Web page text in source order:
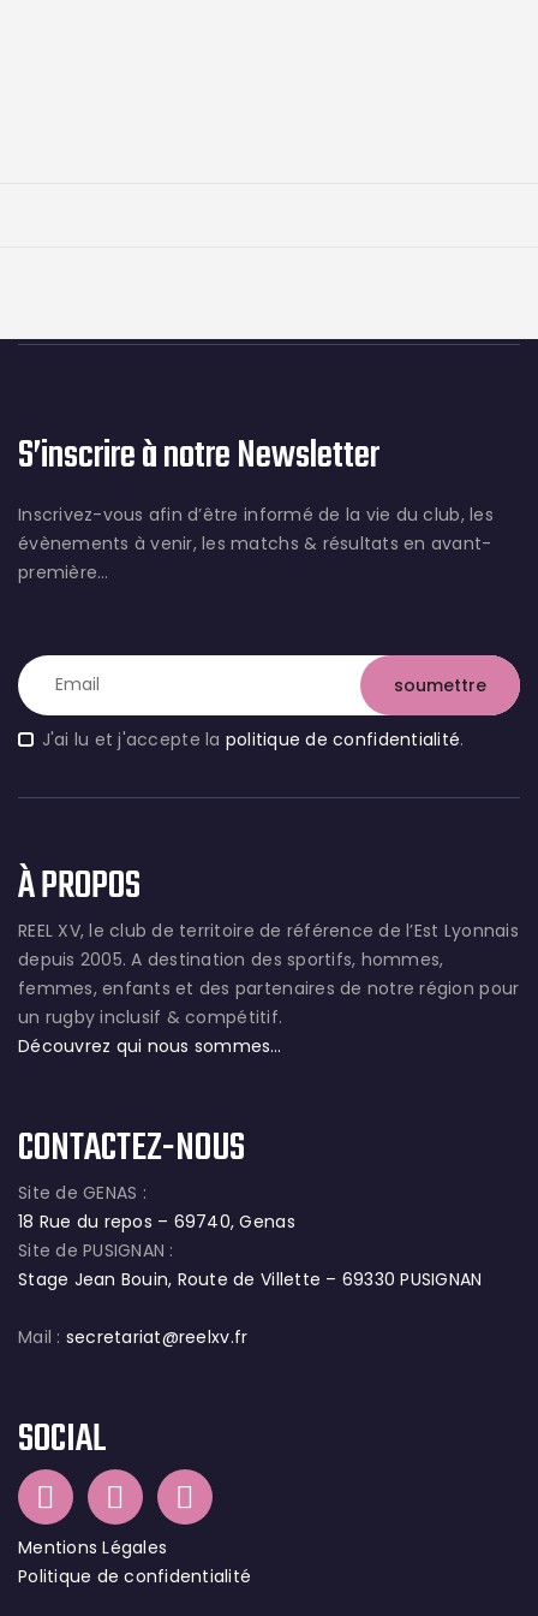
S’inscrire à notre Newsletter
Inscrivez-vous afin d’être informé de la vie du club, les
évènements à venir, les matchs & résultats en avant-
première…
J'ai lu et j'accepte la politique de confidentialité.
À PROPOS
REEL XV, le club de territoire de référence de l’Est Lyonnais
depuis 2005. A destination des sportifs, hommes,
femmes, enfants et des partenaires de notre région pour
un rugby inclusif & compétitif.
Découvrez qui nous sommes…
CONTACTEZ-NOUS
Site de GENAS :
18 Rue du repos – 69740, Genas
Site de PUSIGNAN :
Stage Jean Bouin, Route de Villette – 69330 PUSIGNAN
Mail : secretariat@reelxv.fr
SOCIAL
Mentions Légales
Politique de confidentialité